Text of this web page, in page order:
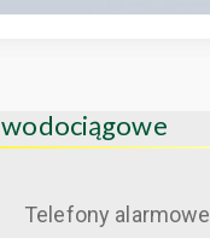
wodociągowe
Telefony alarmowe